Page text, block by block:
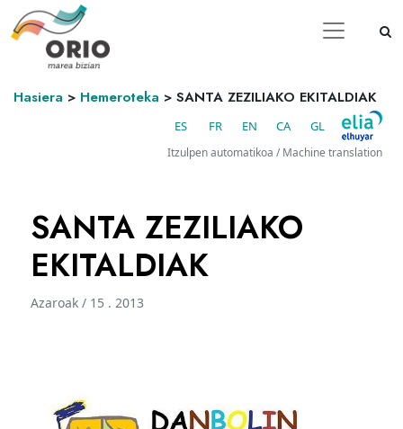
Hasiera > Hemeroteka > SANTA ZEZILIAKO EKITALDIAK
ES FR EN CA GL
Itzulpen automatikoa / Machine translation
SANTA ZEZILIAKO
EKITALDIAK
Azaroak / 15 . 2013